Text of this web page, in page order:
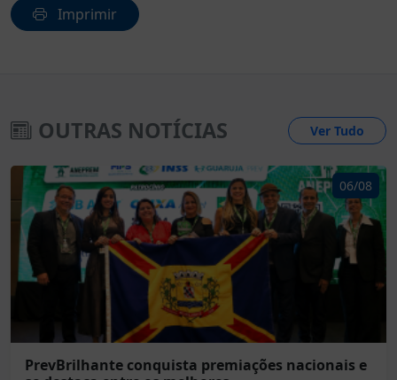
Imprimir
OUTRAS NOTÍCIAS Ver Tudo
06/08
PrevBrilhante conquista premiações nacionais e